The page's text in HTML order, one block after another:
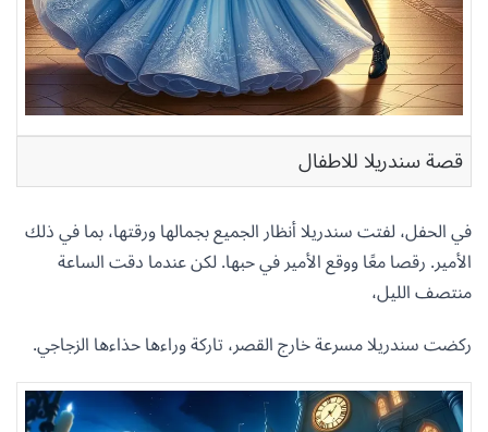
قصة سندريلا للاطفال
في الحفل، لفتت سندريلا أنظار الجميع بجمالها ورقتها، بما في ذلك
الأمير. رقصا معًا ووقع الأمير في حبها. لكن عندما دقت الساعة
منتصف الليل،
ركضت سندريلا مسرعة خارج القصر، تاركة وراءها حذاءها الزجاجي.